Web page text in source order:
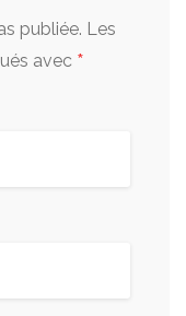
publiée. Les
avec *